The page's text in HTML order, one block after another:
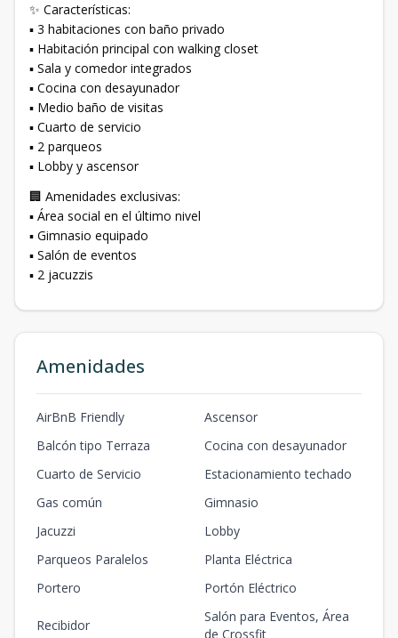
✨ Características:
▪️ 3 habitaciones con baño privado
▪️ Habitación principal con walking closet
▪️ Sala y comedor integrados
▪️ Cocina con desayunador
▪️ Medio baño de visitas
▪️ Cuarto de servicio
▪️ 2 parqueos
▪️ Lobby y ascensor
🏢 Amenidades exclusivas:
▪️ Área social en el último nivel
▪️ Gimnasio equipado
▪️ Salón de eventos
▪️ 2 jacuzzis
Amenidades
AirBnB Friendly
Ascensor
Balcón tipo Terraza
Cocina con desayunador
Cuarto de Servicio
Estacionamiento techado
Gas común
Gimnasio
Jacuzzi
Lobby
Parqueos Paralelos
Planta Eléctrica
Portero
Portón Eléctrico
Recibidor
Salón para Eventos, Área
de Crossfit